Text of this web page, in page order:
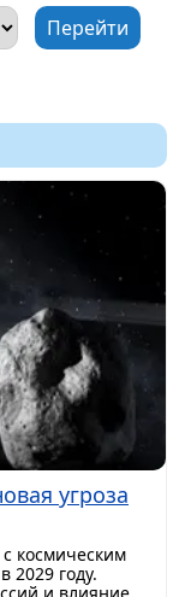
угроза
космическим
2029 году.
и влияние